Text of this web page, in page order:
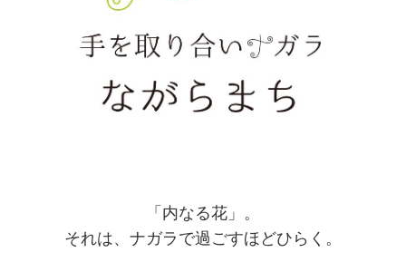
「内なる花」。
それは、ナガラで過ごすほどひらく。